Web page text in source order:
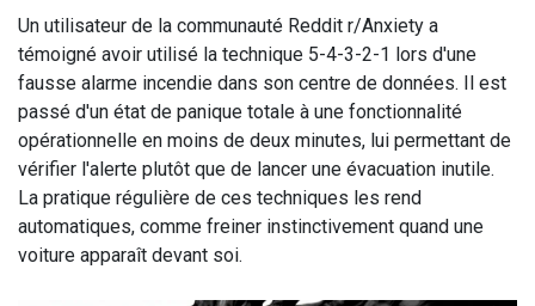
Un utilisateur de la communauté Reddit r/Anxiety a
témoigné avoir utilisé la technique 5-4-3-2-1 lors d'une
fausse alarme incendie dans son centre de données. Il est
passé d'un état de panique totale à une fonctionnalité
opérationnelle en moins de deux minutes, lui permettant de
vérifier l'alerte plutôt que de lancer une évacuation inutile.
La pratique régulière de ces techniques les rend
automatiques, comme freiner instinctivement quand une
voiture apparaît devant soi.